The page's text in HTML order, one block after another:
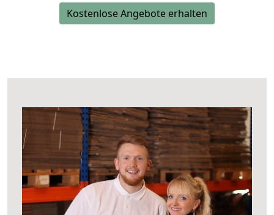
Kostenlose Angebote erhalten